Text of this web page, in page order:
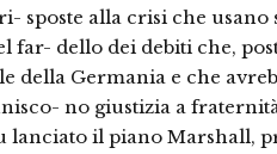
sposte alla crisi che
dello dei debiti che,
della Germania e che
no giustizia a
lanciato il piano Marshall,